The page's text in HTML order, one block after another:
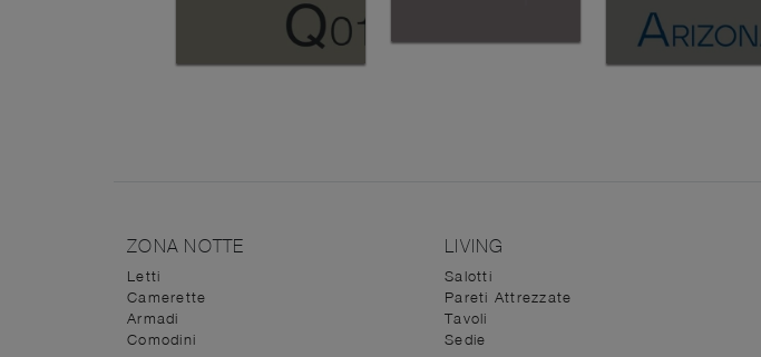
ZONA NOTTE
Letti
Camerette
Armadi
Comodini
LIVING
Salotti
Pareti Attrezzate
Tavoli
Sedie